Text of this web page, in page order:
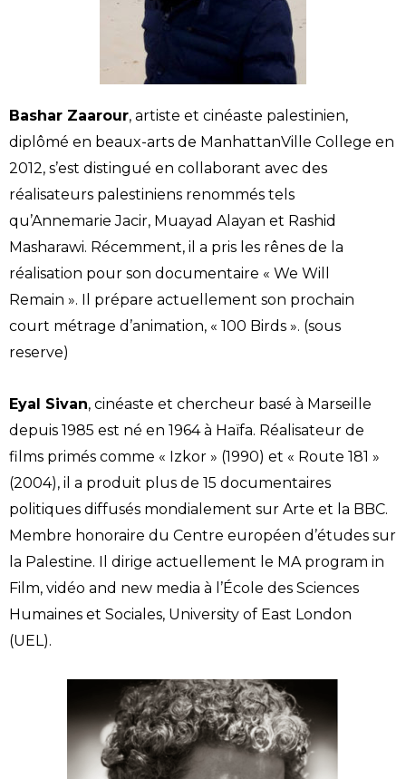
Bashar Zaarour, artiste et cinéaste palestinien,
diplômé en beaux-arts de ManhattanVille College en
2012, s’est distingué en collaborant avec des
réalisateurs palestiniens renommés tels
qu’Annemarie Jacir, Muayad Alayan et Rashid
Masharawi. Récemment, il a pris les rênes de la
réalisation pour son documentaire « We Will
Remain ». Il prépare actuellement son prochain
court métrage d’animation, « 100 Birds ». (sous
reserve)
Eyal Sivan, cinéaste et chercheur basé à Marseille
depuis 1985 est né en 1964 à Haïfa. Réalisateur de
films primés comme « Izkor » (1990) et « Route 181 »
(2004), il a produit plus de 15 documentaires
politiques diffusés mondialement sur Arte et la BBC.
Membre honoraire du Centre européen d’études sur
la Palestine. Il dirige actuellement le MA program in
Film, vidéo and new media à l’École des Sciences
Humaines et Sociales, University of East London
(UEL).